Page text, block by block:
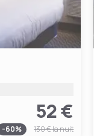
52 €
-60% 130 €la nuit